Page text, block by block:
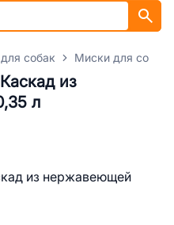
собак Миски для собак
из
л